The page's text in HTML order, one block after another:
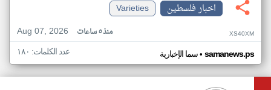
اخبار فلسطين
Varieties
Aug 07, 2026
منذ ٥ ساعات XS40XM
سما الإخبارية• samanews.ps عدد الكلمات: ١٨٠